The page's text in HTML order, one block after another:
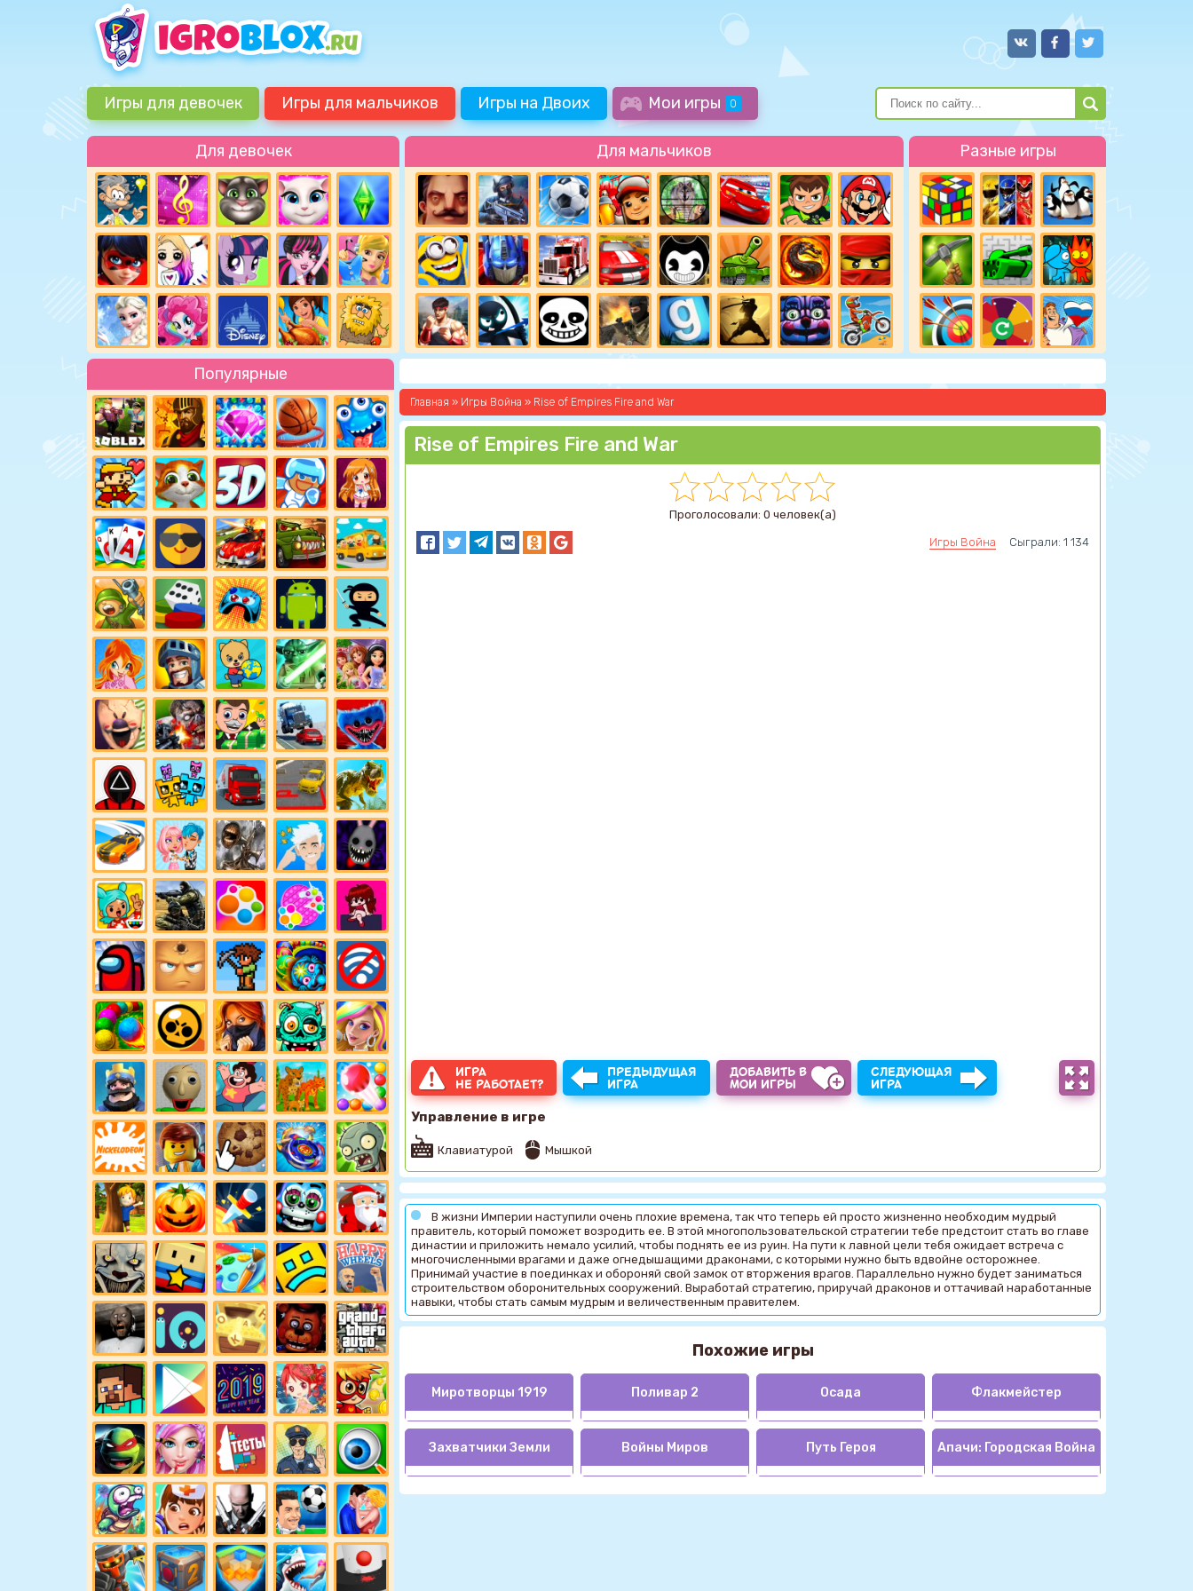
Игры для девочек Игры для мальчиков Игры на Двоих Мои игры 0
Для девочек Для мальчиков Разные игры
Популярные
Главная » Игры Война » Rise of Empires Fire and War
Rise of Empires Fire and War
Проголосовали: 0 человек(а)
Игры Война Сыграли: 1 134
ИГРА
НЕ РАБОТАЕТ?
ПРЕДЫДУЩАЯ
ИГРА
ДОБАВИТЬ В
МОИ ИГРЫ
СЛЕДУЮЩАЯ
ИГРА
Управление в игре
Клавиатурой Мышкой
В жизни Империи наступили очень плохие времена, так что теперь ей просто жизненно необходим мудрый
правитель, который поможет возродить ее. В этой многопользовательской стратегии тебе предстоит стать во главе
династии и приложить немало усилий, чтобы поднять ее из руин. На пути к лавной цели тебя ожидает встреча с
многочисленными врагами и даже огнедышащими драконами, с которыми нужно быть вдвойне осторожнее.
Принимай участие в поединках и обороняй свой замок от вторжения врагов. Параллельно нужно будет заниматься
строительством оборонительных сооружений. Выработай стратегию, приручай драконов и оттачивай наработанные
навыки, чтобы стать самым мудрым и величественным правителем.
Похожие игры
Миротворцы 1919 Поливар 2 Осада Флакмейстер
Захватчики Земли Войны Миров Путь Героя Апачи: Городская Война